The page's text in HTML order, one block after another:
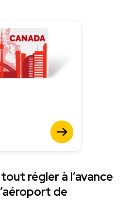
régler à l’avance
de